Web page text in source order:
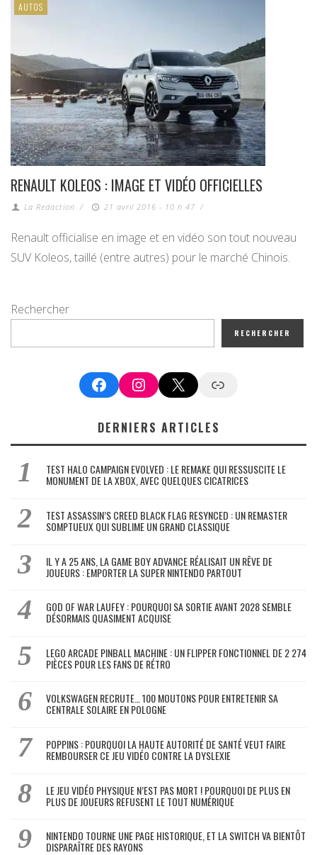
AUTOS
RENAULT KOLEOS : IMAGE ET VIDÉO OFFICIELLES
La Redaction / 21 avril 2016 - 10 h 47 /
Renault officialise en image et en vidéo son tout nouveau
SUV Koleos, taillé (entre autres) pour le marché Chinois.
Rechercher
RECHERCHER
FacebookInstagram
X Google News
DERNIERS ARTICLES
TEST HALO CAMPAIGN EVOLVED : LE REMAKE QUI RESSUSCITE LE
MONUMENT DE LA XBOX, AVEC QUELQUES CICATRICES
TEST ASSASSIN’S CREED BLACK FLAG RESYNCED : UN REMASTER
SOMPTUEUX QUI SUBLIME UN GRAND CLASSIQUE
IL Y A 25 ANS, LA GAME BOY ADVANCE RÉALISAIT UN RÊVE DE
JOUEURS : EMPORTER LA SUPER NINTENDO PARTOUT
GOD OF WAR LAUFEY : POURQUOI SA SORTIE AVANT 2028 SEMBLE
DÉSORMAIS QUASIMENT ACQUISE
LEGO ARCADE PINBALL MACHINE : UN FLIPPER FONCTIONNEL DE 2 274
PIÈCES POUR LES FANS DE RÉTRO
VOLKSWAGEN RECRUTE… 100 MOUTONS POUR ENTRETENIR SA
CENTRALE SOLAIRE EN POLOGNE
POPPINS : POURQUOI LA HAUTE AUTORITÉ DE SANTÉ VEUT FAIRE
REMBOURSER CE JEU VIDÉO CONTRE LA DYSLEXIE
LE JEU VIDÉO PHYSIQUE N’EST PAS MORT ! POURQUOI DE PLUS EN
PLUS DE JOUEURS REFUSENT LE TOUT NUMÉRIQUE
NINTENDO TOURNE UNE PAGE HISTORIQUE, ET LA SWITCH VA BIENTÔT
DISPARAÎTRE DES RAYONS